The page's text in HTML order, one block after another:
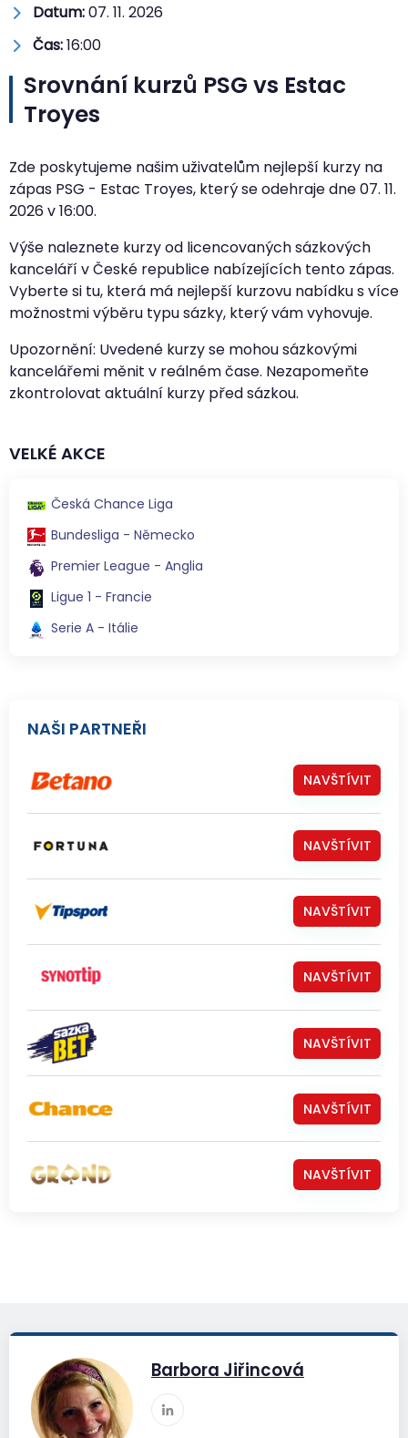
Datum:07. 11. 2026
Čas:16:00
Srovnání kurzů PSG vs Estac
Troyes
Zde poskytujeme našim uživatelům nejlepší kurzy na
zápas PSG - Estac Troyes, který se odehraje dne07. 11.
2026v16:00.
Výše naleznete kurzy od licencovaných sázkových
kanceláří v České republice nabízejících tento zápas.
Vyberte si tu, která má nejlepší kurzovu nabídku s více
možnostmi výběru typu sázky, který vám vyhovuje.
Upozornění: Uvedené kurzy se mohou sázkovými
kancelářemi měnit v reálném čase. Nezapomeňte
zkontrolovat aktuální kurzy před sázkou.
VELKÉ AKCE
Česká Chance Liga
Bundesliga - Německo
Premier League - Anglia
Ligue 1 - Francie
Serie A - Itálie
NAŠI PARTNEŘI
NAVŠTÍVIT
NAVŠTÍVIT
NAVŠTÍVIT
NAVŠTÍVIT
NAVŠTÍVIT
NAVŠTÍVIT
NAVŠTÍVIT
Barbora Jiřincová